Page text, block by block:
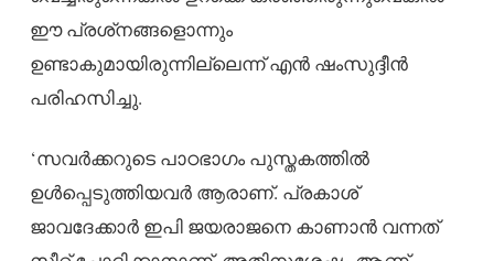
ഈ പ്രശ്‌നങ്ങളൊന്നും
ഉണ്ടാകുമായിരുന്നില്ലെന്ന് എന്‍ ഷംസുദ്ദീന്‍
പരിഹസിച്ചു.
‘സവര്‍ക്കറുടെ പാഠഭാഗം പുസ്തകത്തില്‍
ഉള്‍പ്പെടുത്തിയവര്‍ ആരാണ്. പ്രകാശ്
ജാവദേക്കാര്‍ ഇപി ജയരാജനെ കാണാന്‍ വന്നത്